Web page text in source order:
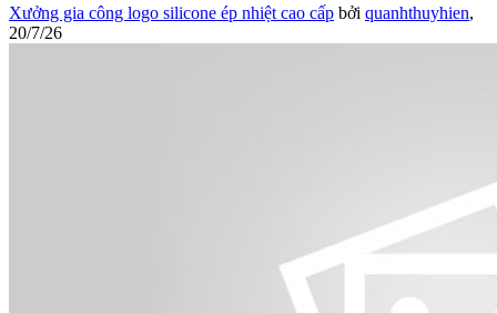
Xưởng gia công logo silicone ép nhiệt cao cấp bởi quanhthuyhien,
20/7/26